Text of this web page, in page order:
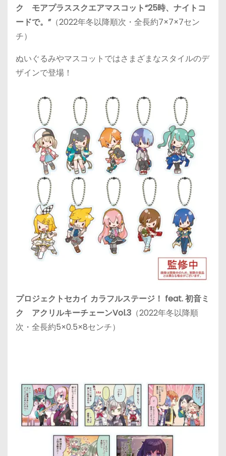
ク モアプラススクエアマスコット“25時、ナイトコ
ードで。”（2022年冬以降順次・全長約7×7×7セン
チ）
ぬいぐるみやマスコットではさまざまなスタイルのデ
ザインで登場！
プロジェクトセカイ カラフルステージ！ feat. 初音ミ
ク アクリルキーチェーンVol.3 （2022年冬以降順
次・全長約5×0.5×8センチ）